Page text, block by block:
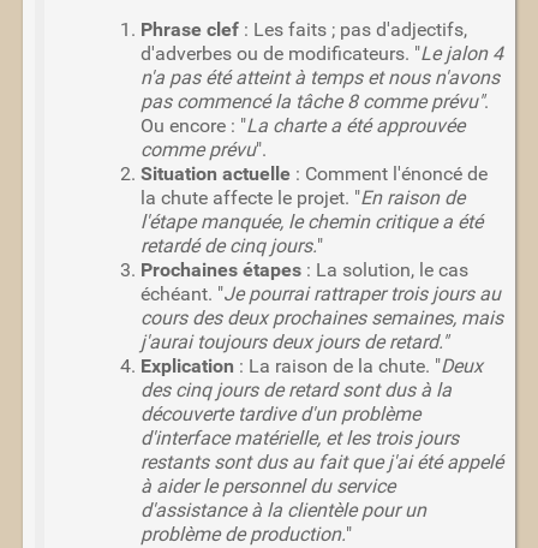
Phrase clef: Les faits ; pas d'adjectifs,
d'adverbes ou de modificateurs. "Le jalon 4
n'a pas été atteint à temps et nous n'avons
pas commencé la tâche 8 comme prévu".
Ou encore : "La charte a été approuvée
comme prévu".
Situation actuelle: Comment l'énoncé de
la chute affecte le projet. "En raison de
l'étape manquée, le chemin critique a été
retardé de cinq jours."
Prochaines étapes: La solution, le cas
échéant. "Je pourrai rattraper trois jours au
cours des deux prochaines semaines, mais
j'aurai toujours deux jours de retard."
Explication : La raison de la chute. "Deux
des cinq jours de retard sont dus à la
découverte tardive d'un problème
d'interface matérielle, et les trois jours
restants sont dus au fait que j'ai été appelé
à aider le personnel du service
d'assistance à la clientèle pour un
problème de production."